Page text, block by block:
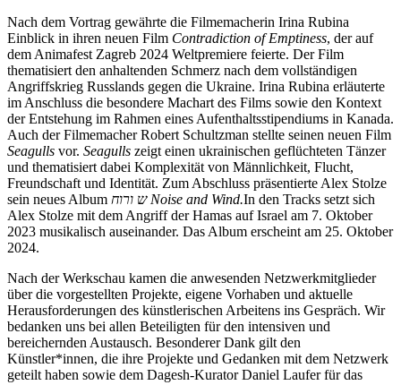
Nach dem Vortrag gewährte die Filmemacherin Irina Rubina
Einblick in ihren neuen Film Contradiction of Emptiness, der auf
dem Animafest Zagreb 2024 Weltpremiere feierte. Der Film
thematisiert den anhaltenden Schmerz nach dem vollständigen
Angriffskrieg Russlands gegen die Ukraine. Irina Rubina erläuterte
im Anschluss die besondere Machart des Films sowie den Kontext
der Entstehung im Rahmen eines Aufenthaltsstipendiums in Kanada.
Auch der Filmemacher Robert Schultzman stellte seinen neuen Film
Seagulls vor. Seagulls zeigt einen ukrainischen geflüchteten Tänzer
und thematisiert dabei Komplexität von Männlichkeit, Flucht,
Freundschaft und Identität. Zum Abschluss präsentierte Alex Stolze
sein neues Album
שורוח Noise and Wind.In den Tracks setzt sich
Alex Stolze mit dem Angriff der Hamas auf Israel am 7. Oktober
2023 musikalisch auseinander. Das Album erscheint am 25. Oktober
2024.
Nach der Werkschau kamen die anwesenden Netzwerkmitglieder
über die vorgestellten Projekte, eigene Vorhaben und aktuelle
Herausforderungen des künstlerischen Arbeitens ins Gespräch. Wir
bedanken uns bei allen Beteiligten für den intensiven und
bereichernden Austausch. Besonderer Dank gilt den
Künstler*innen, die ihre Projekte und Gedanken mit dem Netzwerk
geteilt haben sowie dem Dagesh-Kurator Daniel Laufer für das